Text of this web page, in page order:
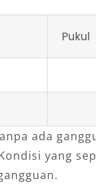
Pukul
ada
yang